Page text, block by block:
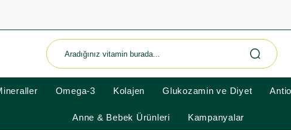
Omega-3 Kolajen Glukozamin ve Diyet
Anne & Bebek Ürünleri Kampanyalar